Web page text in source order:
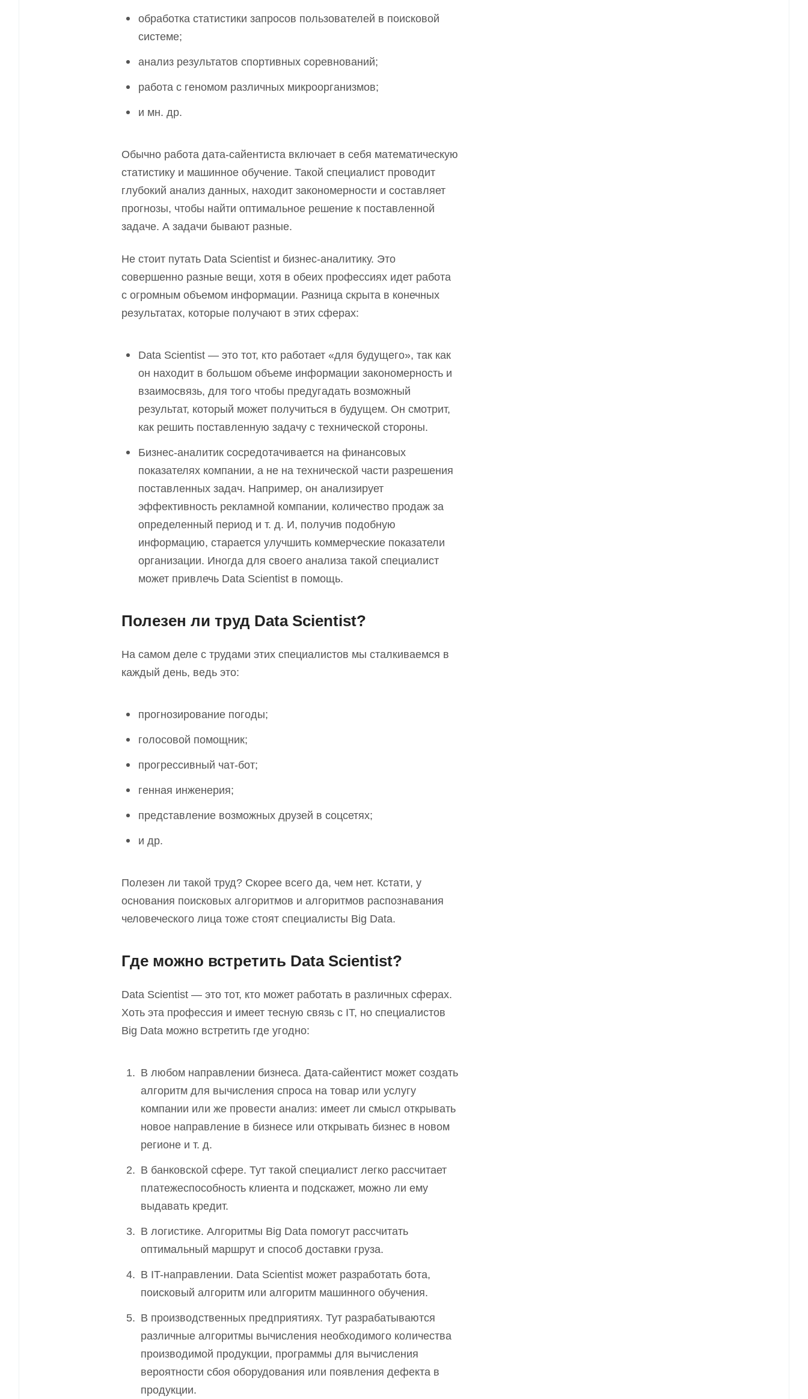
обработка статистики запросов пользователей в поисковой
системе;
анализ результатов спортивных соревнований;
работа с геномом различных микроорганизмов;
и мн. др.
Обычно работа дата-сайентиста включает в себя математическую
статистику и машинное обучение. Такой специалист проводит
глубокий анализ данных, находит закономерности и составляет
прогнозы, чтобы найти оптимальное решение к поставленной
задаче. А задачи бывают разные.
Не стоит путать Data Scientist и бизнес-аналитику. Это
совершенно разные вещи, хотя в обеих профессиях идет работа
с огромным объемом информации. Разница скрыта в конечных
результатах, которые получают в этих сферах:
Data Scientist — это тот, кто работает «для будущего», так как
он находит в большом объеме информации закономерность и
взаимосвязь, для того чтобы предугадать возможный
результат, который может получиться в будущем. Он смотрит,
как решить поставленную задачу с технической стороны.
Бизнес-аналитик сосредотачивается на финансовых
показателях компании, а не на технической части разрешения
поставленных задач. Например, он анализирует
эффективность рекламной компании, количество продаж за
определенный период и т. д. И, получив подобную
информацию, старается улучшить коммерческие показатели
организации. Иногда для своего анализа такой специалист
может привлечь Data Scientist в помощь.
Полезен ли труд Data Scientist?
На самом деле с трудами этих специалистов мы сталкиваемся в
каждый день, ведь это:
прогнозирование погоды;
голосовой помощник;
прогрессивный чат-бот;
генная инженерия;
представление возможных друзей в соцсетях;
и др.
Полезен ли такой труд? Скорее всего да, чем нет. Кстати, у
основания поисковых алгоритмов и алгоритмов распознавания
человеческого лица тоже стоят специалисты Big Data.
Где можно встретить Data Scientist?
Data Scientist — это тот, кто может работать в различных сферах.
Хоть эта профессия и имеет тесную связь с IT, но специалистов
Big Data можно встретить где угодно:
В любом направлении бизнеса. Дата-сайентист может создать
алгоритм для вычисления спроса на товар или услугу
компании или же провести анализ: имеет ли смысл открывать
новое направление в бизнесе или открывать бизнес в новом
регионе и т. д.
В банковской сфере. Тут такой специалист легко рассчитает
платежеспособность клиента и подскажет, можно ли ему
выдавать кредит.
В логистике. Алгоритмы Big Data помогут рассчитать
оптимальный маршрут и способ доставки груза.
В IT-направлении. Data Scientist может разработать бота,
поисковый алгоритм или алгоритм машинного обучения.
В производственных предприятиях. Тут разрабатываются
различные алгоритмы вычисления необходимого количества
производимой продукции, программы для вычисления
вероятности сбоя оборудования или появления дефекта в
продукции.